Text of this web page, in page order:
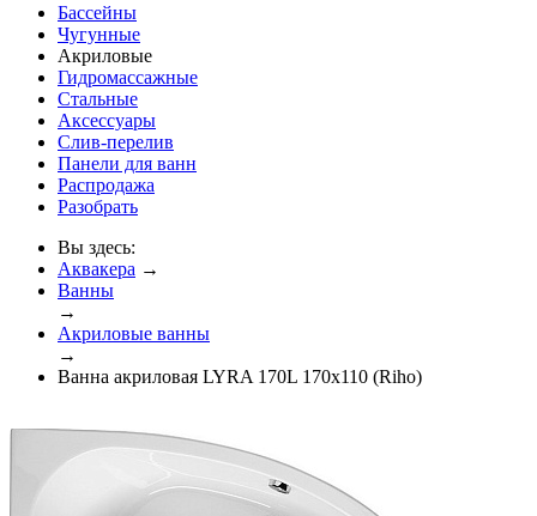
Бассейны
Чугунные
Акриловые
Гидромассажные
Стальные
Аксессуары
Слив-перелив
Панели для ванн
Распродажа
Разобрать
Вы здесь:
Аквакера →
Ванны
→
Акриловые ванны
→
Ванна акриловая LYRA 170L 170x110 (Riho)